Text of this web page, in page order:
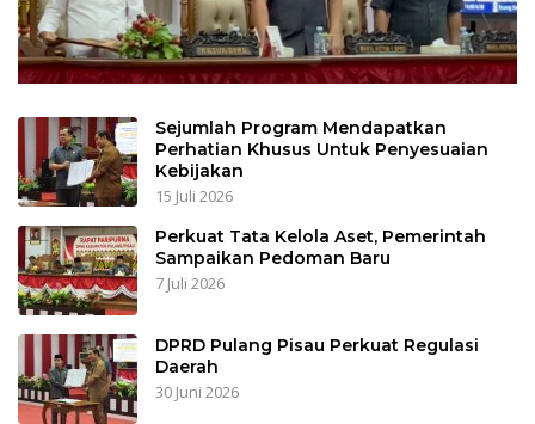
Sejumlah Program Mendapatkan
Perhatian Khusus Untuk Penyesuaian
Kebijakan
15 Juli 2026
Perkuat Tata Kelola Aset, Pemerintah
Sampaikan Pedoman Baru
7 Juli 2026
DPRD Pulang Pisau Perkuat Regulasi
Daerah
30 Juni 2026